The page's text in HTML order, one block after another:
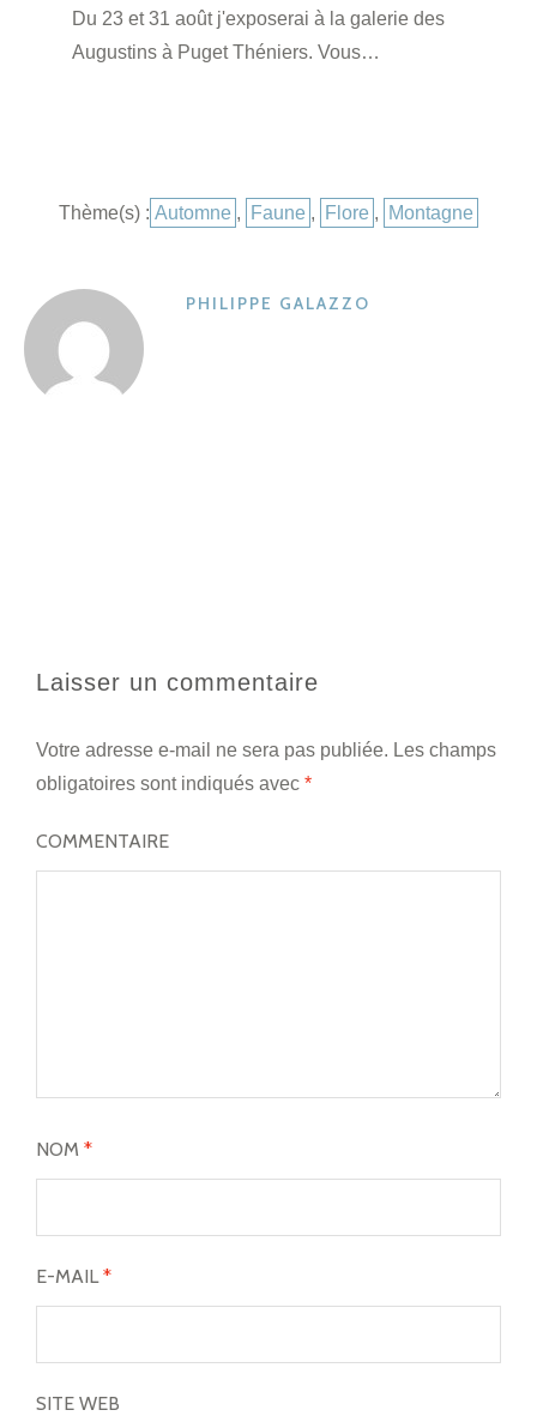
Du 23 et 31 août j'exposerai à la galerie des
Augustins à Puget Théniers. Vous…
Thème(s) : Catégories
Automne , Faune , Flore , Montagne
PHILIPPE GALAZZO
Laisser un commentaire
Votre adresse e-mail ne sera pas publiée. Les champs
obligatoires sont indiqués avec *
COMMENTAIRE
NOM *
E-MAIL *
SITE WEB